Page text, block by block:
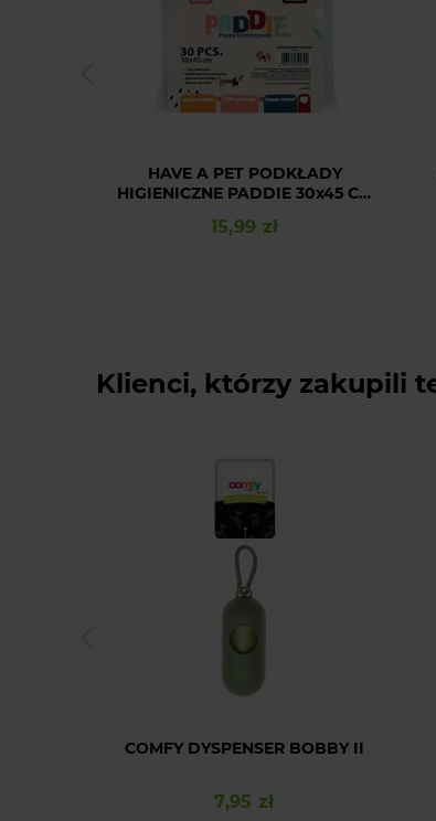
HAVE A PET PODKŁADY
HIGIENICZNE PADDIE 30x45 CM
Cena
15,99 zł
Klienci, którzy zakupili
COMFY DYSPENSER BOBBY II
Cena
7,95 zł